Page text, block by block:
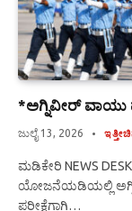
*ಅಗ್ನಿವೀರ್ ವಾಯು
ಜುಲೈ 13, 2026
ಮಡಿಕೇರಿ NEWS
ಯೋಜನೆಯಡಿಯಲ್ಲಿ
ಪರೀಕ್ಷೆಗಾಗಿ…